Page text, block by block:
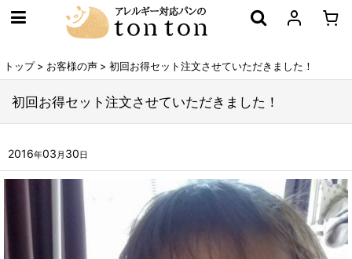
トップ > お客様の声 > 初回お得セット注文させていただきました！
初回お得セット注文させていただきました！
2016年03 月 30 日